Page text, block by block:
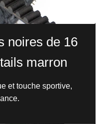
noires de 16
marron
et touche sportive,